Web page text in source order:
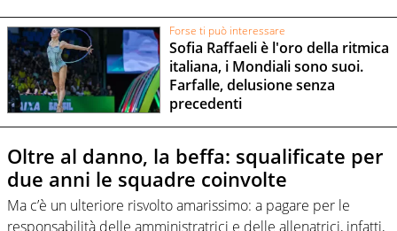
Forse ti può interessare
Sofia Raffaeli è l'oro della ritmica
italiana, i Mondiali sono suoi.
Farfalle, delusione senza
precedenti
Oltre al danno, la beffa: squalificate per
due anni le squadre coinvolte
Ma c’è un ulteriore risvolto amarissimo: a pagare per le
responsabilità delle amministratrici e delle allenatrici, infatti,